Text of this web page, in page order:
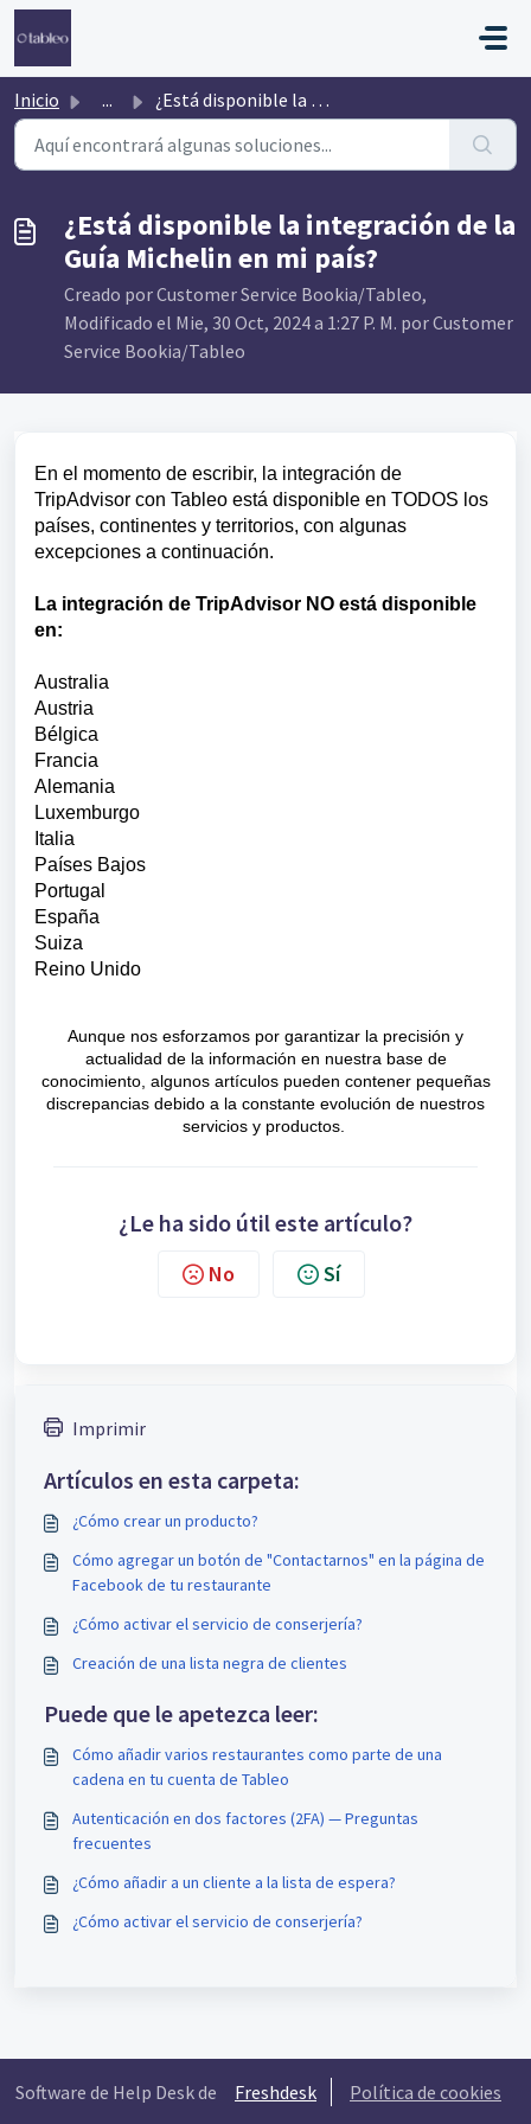
Saltar al contenido principal
Inicio ... ¿Está disponible la integración de la Guía Michelin en mi...
¿Está disponible la integración de la
Guía Michelin en mi país?
Creado por Customer Service Bookia/Tableo,
Modificado el Mie, 30 Oct, 2024 a 1:27 P. M. por Customer
Service Bookia/Tableo
En el momento de escribir, la integración de
TripAdvisor con Tableo está disponible en TODOS los
países, continentes y territorios, con algunas
excepciones a continuación.
La integración de TripAdvisor NO está disponible
en:
Australia
Austria
Bélgica
Francia
Alemania
Luxemburgo
Italia
Países Bajos
Portugal
España
Suiza
Reino Unido
Aunque nos esforzamos por garantizar la precisión y
actualidad de la información en nuestra base de
conocimiento, algunos artículos pueden contener pequeñas
discrepancias debido a la constante evolución de nuestros
servicios y productos.
¿Le ha sido útil este artículo?
No Sí
Imprimir
Artículos en esta carpeta:
¿Cómo crear un producto?
Cómo agregar un botón de "Contactarnos" en la página de
Facebook de tu restaurante
¿Cómo activar el servicio de conserjería?
Creación de una lista negra de clientes
Puede que le apetezca leer:
Cómo añadir varios restaurantes como parte de una
cadena en tu cuenta de Tableo
Autenticación en dos factores (2FA) — Preguntas
frecuentes
¿Cómo añadir a un cliente a la lista de espera?
¿Cómo activar el servicio de conserjería?
Software de Help Desk de Freshdesk Política de cookies